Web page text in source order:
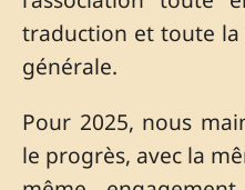
traduction et toute la
générale.
Pour 2025, nous
le progrès, avec la